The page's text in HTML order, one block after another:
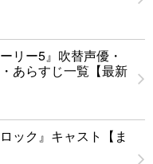
リー5』吹替声優・
あらすじ一覧【最新
ック』キャスト【ま